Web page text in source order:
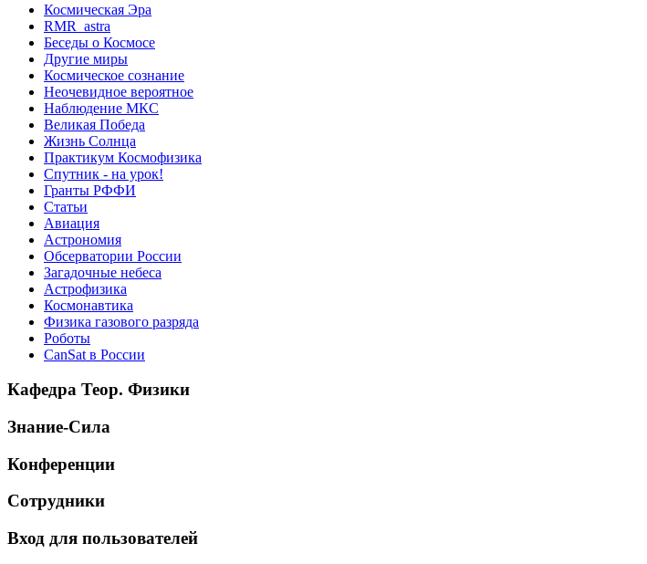
Космическая Эра
RMR_astra
Беседы о Космосе
Другие миры
Космическое сознание
Неочевидное вероятное
Наблюдение МКС
Великая Победа
Жизнь Солнца
Практикум Космофизика
Спутник - на урок!
Гранты РФФИ
Статьи
Авиация
Астрономия
Обсерватории России
Загадочные небеса
Астрофизика
Космонавтика
Физика газового разряда
Роботы
CanSat в России
Кафедра Теор. Физики
Знание-Сила
Конференции
Сотрудники
Вход для пользователей